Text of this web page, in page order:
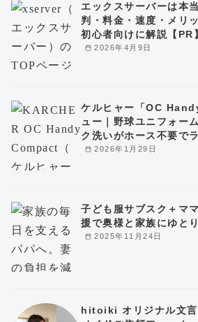
2026年4月9日
エックスサーバーは本
判・料金・速度・メリ
初心者向けに解説【PR】
2026年1月29日
ケルヒャー「OC
ュー｜野球ユニフォー
ク洗いがホース不要で
2025年11月24日
子ども服サブスク＋マ
援で奥様と家族にゆと
hitoiki オリジナル文言